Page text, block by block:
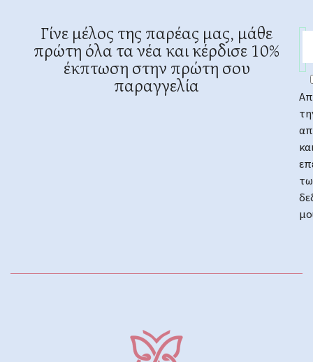
Γίνε μέλος της παρέας μας, μάθε
πρώτη όλα τα νέα και κέρδισε 10%
έκπτωση στην πρώτη σου
παραγγελία